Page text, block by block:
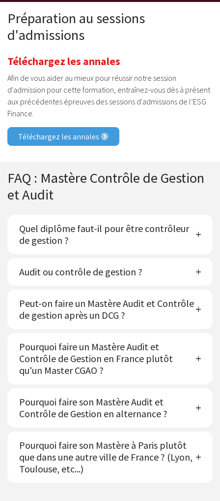
Préparation au sessions
d'admissions
Téléchargez les annales
Afin de vous aider au mieux pour réussir notre session
d'admission pour cette formation, entraînez-vous dès à présent
aux précédentes épreuves des sessions d'admissions de l’ESG
Finance.
Téléchargez les annales
FAQ : Mastère Contrôle de Gestion
et Audit
Quel diplôme faut-il pour être contrôleur
de gestion ?
Audit ou contrôle de gestion ?
Peut-on faire un Mastère Audit et Contrôle
de gestion après un DCG ?
Pourquoi faire un Mastère Audit et
Contrôle de Gestion en France plutôt
qu'un Master CGAO ?
Pourquoi faire son Mastère Audit et
Contrôle de Gestion en alternance ?
Pourquoi faire son Mastère à Paris plutôt
que dans une autre ville de France ? (Lyon,
Toulouse, etc...)